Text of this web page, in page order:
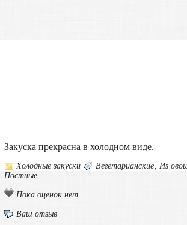
Закуска прекрасна в холодном виде.
Холодные закуски Вегетарианские, Из
Постные
Пока оценок нет
Ваш отзыв